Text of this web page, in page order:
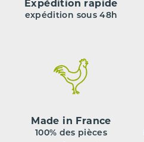
Expédition rapide
expédition sous 48h
Made in France
100% des pièces